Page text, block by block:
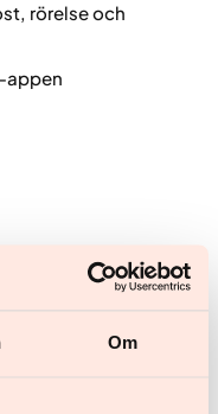
Om
rörelse och
appen
idag